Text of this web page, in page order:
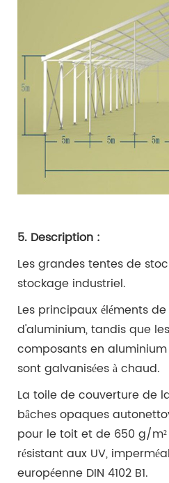
5. Description :
Les grandes tentes de
stockage industriel.
Les principaux éléments
d'aluminium, tandis que
composants en
sont galvanisées à chaud.
La toile de couverture de
bâches opaques
pour le toit et de 650 g/
résistant aux UV,
européenne DIN 4102 B1.